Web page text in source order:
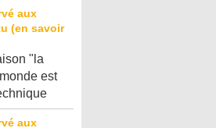
"la
est